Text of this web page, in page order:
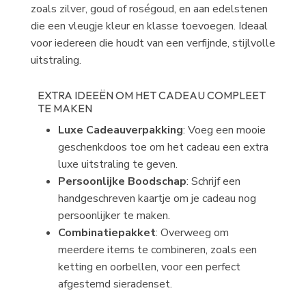
zoals zilver, goud of roségoud, en aan edelstenen
die een vleugje kleur en klasse toevoegen. Ideaal
voor iedereen die houdt van een verfijnde, stijlvolle
uitstraling.
EXTRA IDEEËN OM HET CADEAU COMPLEET
TE MAKEN
Luxe Cadeauverpakking: Voeg een mooie
geschenkdoos toe om het cadeau een extra
luxe uitstraling te geven.
Persoonlijke Boodschap: Schrijf een
handgeschreven kaartje om je cadeau nog
persoonlijker te maken.
Combinatiepakket: Overweeg om
meerdere items te combineren, zoals een
ketting en oorbellen, voor een perfect
afgestemd sieradenset.